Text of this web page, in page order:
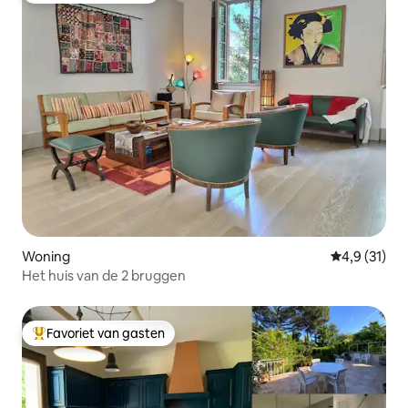
Woning
4,9 (31)
Het huis van de 2 bruggen
Topfavoriet van gasten
Favoriet van gasten